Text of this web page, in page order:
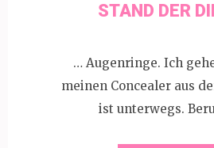
STAND DER
… Augenringe. Ich
meinen Concealer aus
ist unterwegs.